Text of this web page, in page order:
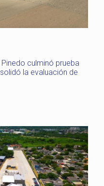
culminó prueba
la evaluación de